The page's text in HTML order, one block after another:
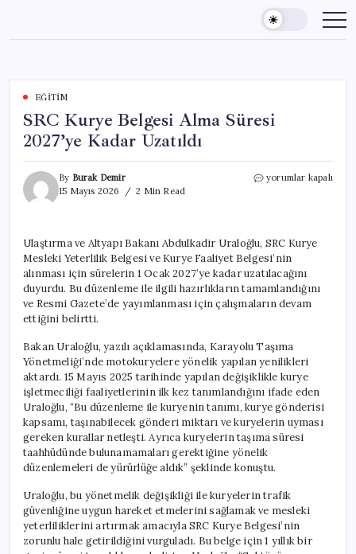
content
EĞITIM
SRC Kurye Belgesi Alma Süresi
2027’ye Kadar Uzatıldı
By Burak Demir
15 Mayıs 2026
2 Min Read
SRC
2027’ye
Kadar
Uzatıldı
için
yorumlar kapalı
Ulaştırma ve Altyapı Bakanı Abdulkadir Uraloğlu, SRC Kurye
Mesleki Yeterlilik Belgesi ve Kurye Faaliyet Belgesi’nin
alınması için sürelerin 1 Ocak 2027’ye kadar uzatılacağını
duyurdu. Bu düzenleme ile ilgili hazırlıkların tamamlandığını
ve Resmi Gazete’de yayımlanması için çalışmaların devam
ettiğini belirtti.
Bakan Uraloğlu, yazılı açıklamasında, Karayolu Taşıma
Yönetmeliği’nde motokuryelere yönelik yapılan yenilikleri
aktardı. 15 Mayıs 2025 tarihinde yapılan değişiklikle kurye
işletmeciliği faaliyetlerinin ilk kez tanımlandığını ifade eden
Uraloğlu, “Bu düzenleme ile kuryenin tanımı, kurye gönderisi
kapsamı, taşınabilecek gönderi miktarı ve kuryelerin uyması
gereken kurallar netleşti. Ayrıca kuryelerin taşıma süresi
taahhüdünde bulunamamaları gerektiğine yönelik
düzenlemeleri de yürürlüğe aldık” şeklinde konuştu.
Uraloğlu, bu yönetmelik değişikliği ile kuryelerin trafik
güvenliğine uygun hareket etmelerini sağlamak ve mesleki
yeterliliklerini artırmak amacıyla SRC Kurye Belgesi’nin
zorunlu hale getirildiğini vurguladı. Bu belge için 1 yıllık bir